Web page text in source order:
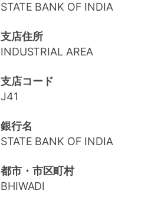
STATE BANK OF INDIA
支店住所
INDUSTRIAL AREA
支店コード
J41
銀行名
STATE BANK OF INDIA
都市・市区町村
BHIWADI